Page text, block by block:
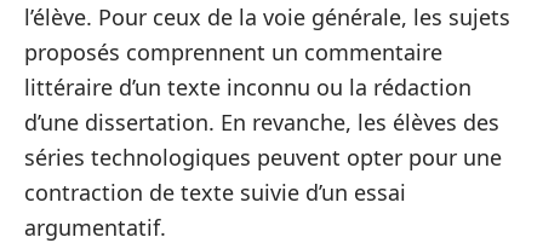
l’élève. Pour ceux de la voie générale, les sujets
proposés comprennent un commentaire
littéraire d’un texte inconnu ou la rédaction
d’une dissertation. En revanche, les élèves des
séries technologiques peuvent opter pour une
contraction de texte suivie d’un essai
argumentatif.